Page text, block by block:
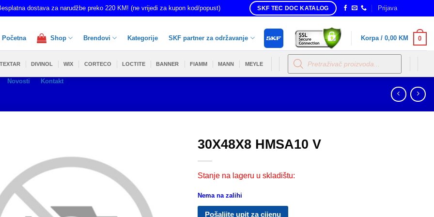
dostava za narudžbe preko 220 KM! (ne vrijedi za kupon kod/popust) SKF TEC DOC KATALOG Prijava
Početna Shop Brendovi Kategorije SKF partner za održavanje
Novosti Kontakt
Korpa / 0,00 KM 0
TEXTAR DIVINOL WIX CORTECO LOCTITE BANNER FIAMM MANN MEYLE
Products
search
30X48X8 HMSA10 V
Stanje na lageru u skladištu:
Nema na zalihi
Pošaljite upit za cijenu